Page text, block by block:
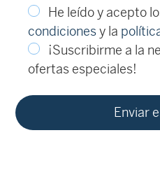
He leído y acepto
condicionesy la
¡Suscribirme a la
ofertas especiales!